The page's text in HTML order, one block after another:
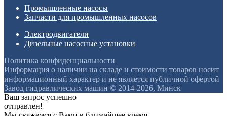
Промышленные насосы
Запчасти для промышленных насосов
Электродвигатели
Дизельные насосные установки
Политика конфиденциальности
Информация о наличии на складе и стоимости товаров носит
информационный характер и не является публичной офертой
Завод гидравлических машин © 2014-2026, Минск
Ваш запрос успешно
отправлен!